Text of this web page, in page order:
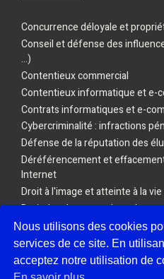
Nous utilisons des cookies
services de ce site. En
acceptez notre utilisation de
Concurrence déloyale et
Conseil et défense des
...)
Contentieux commercial
Contentieux informatique et e-
Contrats informatiques et e-
Cybercriminalité : infractions
Défense de la réputation des
Déréférencement et
Internet
Droit à l'image et atteinte à la
Droit des drones et des robots
Droit des Jeux vidéo, de l'E-
Droit du travail et nouvelles
E-réputation : action en
Protection des données